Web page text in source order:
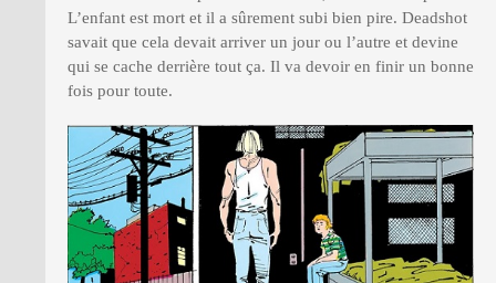
L’enfant est mort et il a sûrement subi bien pire. Deadshot
savait que cela devait arriver un jour ou l’autre et devine
qui se cache derrière tout ça. Il va devoir en finir un bonne
fois pour toute.